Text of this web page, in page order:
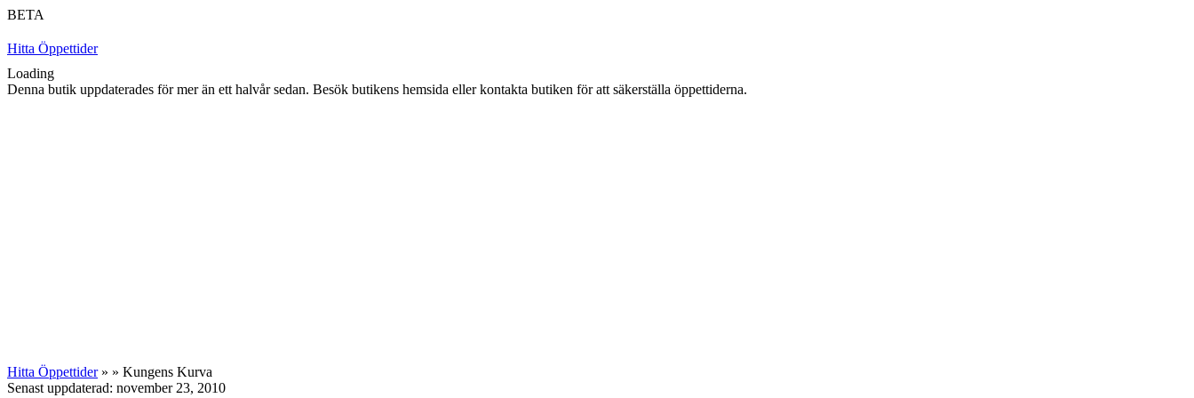
BETA
Hitta Öppettider
Loading
Denna butik uppdaterades för mer än ett halvår sedan. Besök butikens hemsida eller kontakta butiken för att säkerställa öppettiderna.
Hitta Öppettider» » Kungens Kurva
Senast uppdaterad: november 23, 2010